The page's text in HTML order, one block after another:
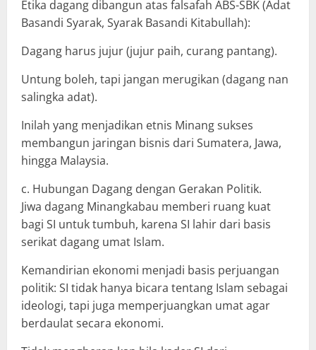
Etika dagang dibangun atas falsafah ABS-SBK (Adat
Basandi Syarak, Syarak Basandi Kitabullah):
Dagang harus jujur (jujur paih, curang pantang).
Untung boleh, tapi jangan merugikan (dagang nan
salingka adat).
Inilah yang menjadikan etnis Minang sukses
membangun jaringan bisnis dari Sumatera, Jawa,
hingga Malaysia.
c. Hubungan Dagang dengan Gerakan Politik.
Jiwa dagang Minangkabau memberi ruang kuat
bagi SI untuk tumbuh, karena SI lahir dari basis
serikat dagang umat Islam.
Kemandirian ekonomi menjadi basis perjuangan
politik: SI tidak hanya bicara tentang Islam sebagai
ideologi, tapi juga memperjuangkan umat agar
berdaulat secara ekonomi.